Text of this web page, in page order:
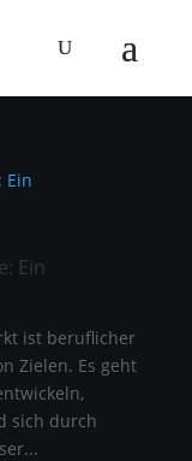
Ein
ist beruflicher
Zielen. Es geht
sich durch